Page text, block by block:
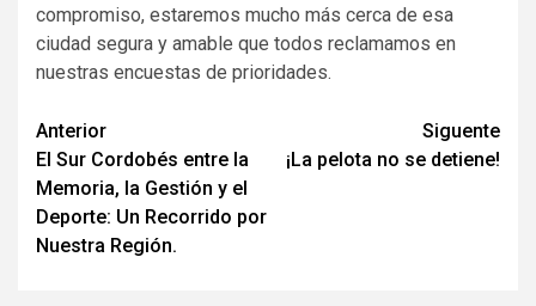
compromiso, estaremos mucho más cerca de esa
ciudad segura y amable que todos reclamamos en
nuestras encuestas de prioridades.
Navegación
de
entradas
Anterior
El Sur Cordobés entre la
Memoria, la Gestión y el
Deporte: Un Recorrido por
Nuestra Región.
Siguente
¡La pelota no se detiene!